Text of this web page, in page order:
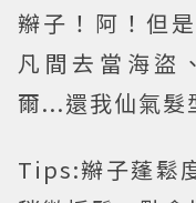
辮子！阿！但
凡間去當海盜
爾...還我仙氣髮
Tips:辮子蓬鬆